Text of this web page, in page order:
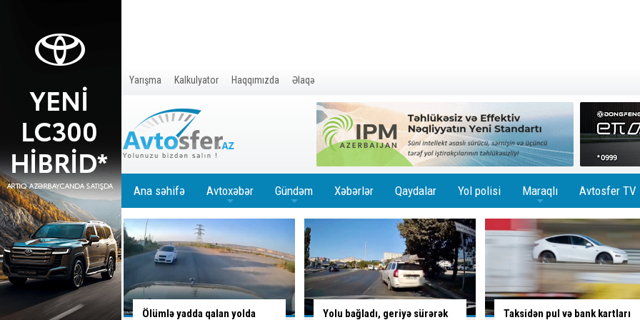
Yarışma Kalkulyator Haqqımızda Əlaqə
Ana səhifə Avtoxəbər Gündəm Xəbərlər Qaydalar Yol polisi Maraqlı Avtosfer TV
qalan yolda
Yolu bağladı, geriyə sürərək
Taksidən pul və bank kartları
Sumqayıtda avtomobil təmiri